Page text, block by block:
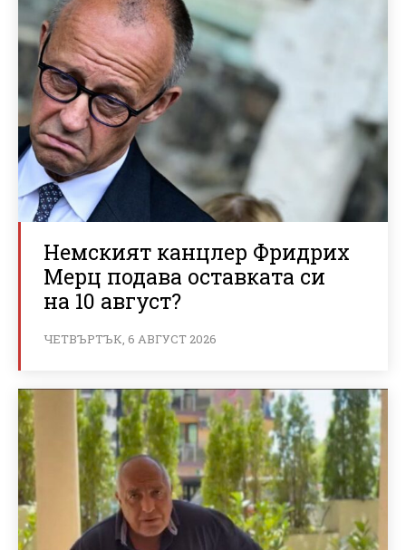
Немският канцлер Фридрих
Мерц подава оставката си
на 10 август?
ЧЕТВЪРТЪК, 6 АВГУСТ 2026